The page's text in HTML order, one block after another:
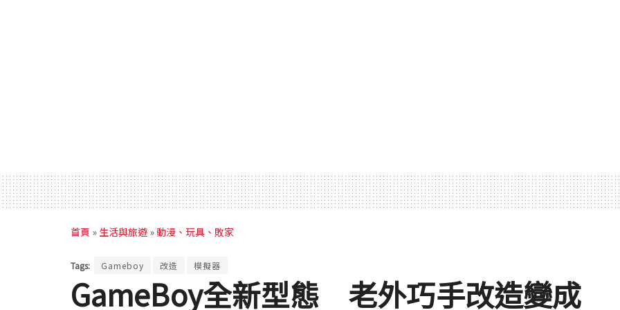
首頁 » 生活與旅遊 » 動漫、玩具、敗家
Tags: Gameboy 改造 模擬器
GameBoy全新型態 老外巧手改造變成